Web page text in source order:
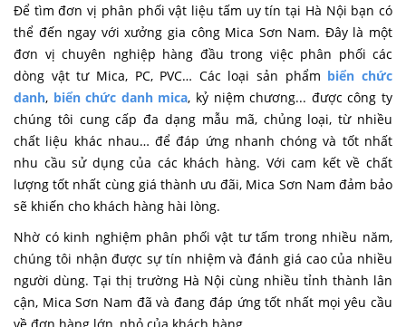
Để tìm đơn vị phân phối vật liệu tấm uy tín tại Hà Nội bạn có
thể đến ngay với xưởng gia công Mica Sơn Nam. Đây là một
đơn vị chuyên nghiệp hàng đầu trong việc phân phối các
dòng vật tư Mica, PC, PVC… Các loại sản phẩm biển chức
danh, biển chức danh mica, kỷ niệm chương... được công ty
chúng tôi cung cấp đa dạng mẫu mã, chủng loại, từ nhiều
chất liệu khác nhau… để đáp ứng nhanh chóng và tốt nhất
nhu cầu sử dụng của các khách hàng. Với cam kết về chất
lượng tốt nhất cùng giá thành ưu đãi, Mica Sơn Nam đảm bảo
sẽ khiến cho khách hàng hài lòng.
Nhờ có kinh nghiệm phân phối vật tư tấm trong nhiều năm,
chúng tôi nhận được sự tín nhiệm và đánh giá cao của nhiều
người dùng. Tại thị trường Hà Nội cùng nhiều tỉnh thành lân
cận, Mica Sơn Nam đã và đang đáp ứng tốt nhất mọi yêu cầu
về đơn hàng lớn, nhỏ của khách hàng.